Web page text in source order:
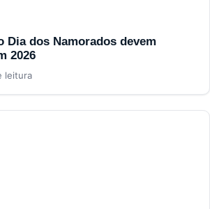
Dia dos Namorados devem
2026
leitura